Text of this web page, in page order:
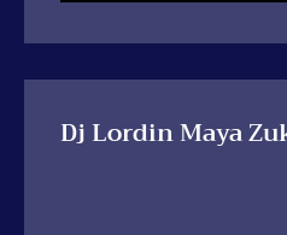
Dj Lordin Maya